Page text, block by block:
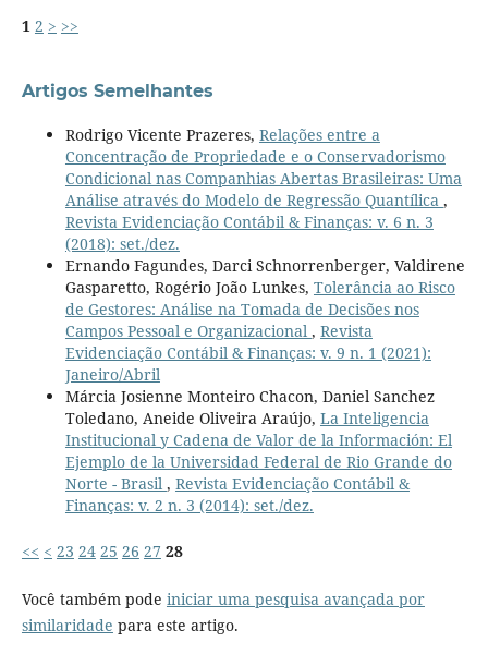
1 2 > >>
Artigos Semelhantes
Rodrigo Vicente Prazeres, Relações entre a
Concentração de Propriedade e o Conservadorismo
Condicional nas Companhias Abertas Brasileiras: Uma
Análise através do Modelo de Regressão Quantílica ,
Revista Evidenciação Contábil & Finanças: v. 6 n. 3
(2018): set./dez.
Ernando Fagundes, Darci Schnorrenberger, Valdirene
Gasparetto, Rogério João Lunkes, Tolerância ao Risco
de Gestores: Análise na Tomada de Decisões nos
Campos Pessoal e Organizacional , Revista
Evidenciação Contábil & Finanças: v. 9 n. 1 (2021):
Janeiro/Abril
Márcia Josienne Monteiro Chacon, Daniel Sanchez
Toledano, Aneide Oliveira Araújo, La Inteligencia
Institucional y Cadena de Valor de la Información: El
Ejemplo de la Universidad Federal de Rio Grande do
Norte - Brasil , Revista Evidenciação Contábil &
Finanças: v. 2 n. 3 (2014): set./dez.
<< < 23 24 25 26 27 28
Você também pode iniciar uma pesquisa avançada por
similaridade para este artigo.